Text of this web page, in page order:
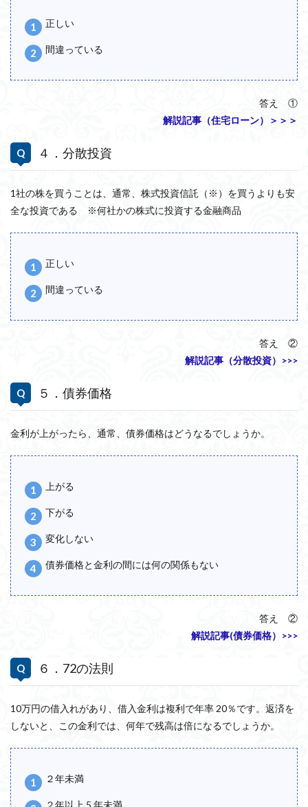
正しい
間違っている
答え ①
解説記事（住宅ローン）＞＞＞
４．分散投資
1社の株を買うことは、通常、株式投資信託（※）を買うよりも安
全な投資である ※何社かの株式に投資する金融商品
正しい
間違っている
答え ②
解説記事（分散投資）>>>
５．債券価格
金利が上がったら、通常、債券価格はどうなるでしょうか。
上がる
下がる
変化しない
債券価格と金利の間には何の関係もない
答え ②
解説記事(債券価格）>>>
６．72の法則
10万円の借入れがあり、借入金利は複利で年率 20％です。返済を
しないと、この金利では、何年で残高は倍になるでしょうか。
２年未満
２年以上 5 年未満